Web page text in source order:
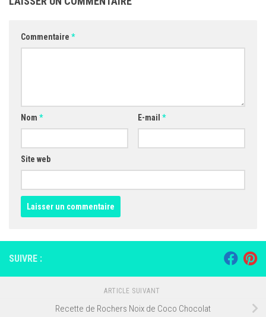
Commentaire *
Nom * E-mail *
Site web
SUIVRE :
ARTICLE SUIVANT
Recette de Rochers Noix de Coco Chocolat